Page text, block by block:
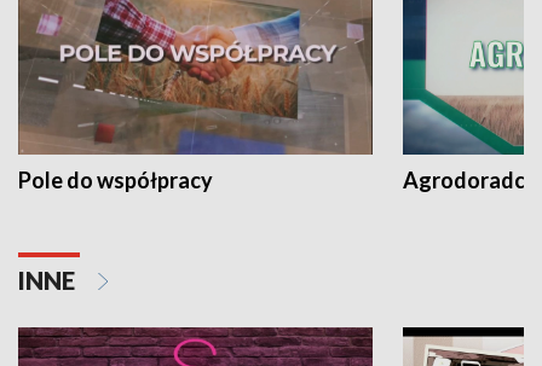
Pole do współpracy Agrodoradcy
INNE